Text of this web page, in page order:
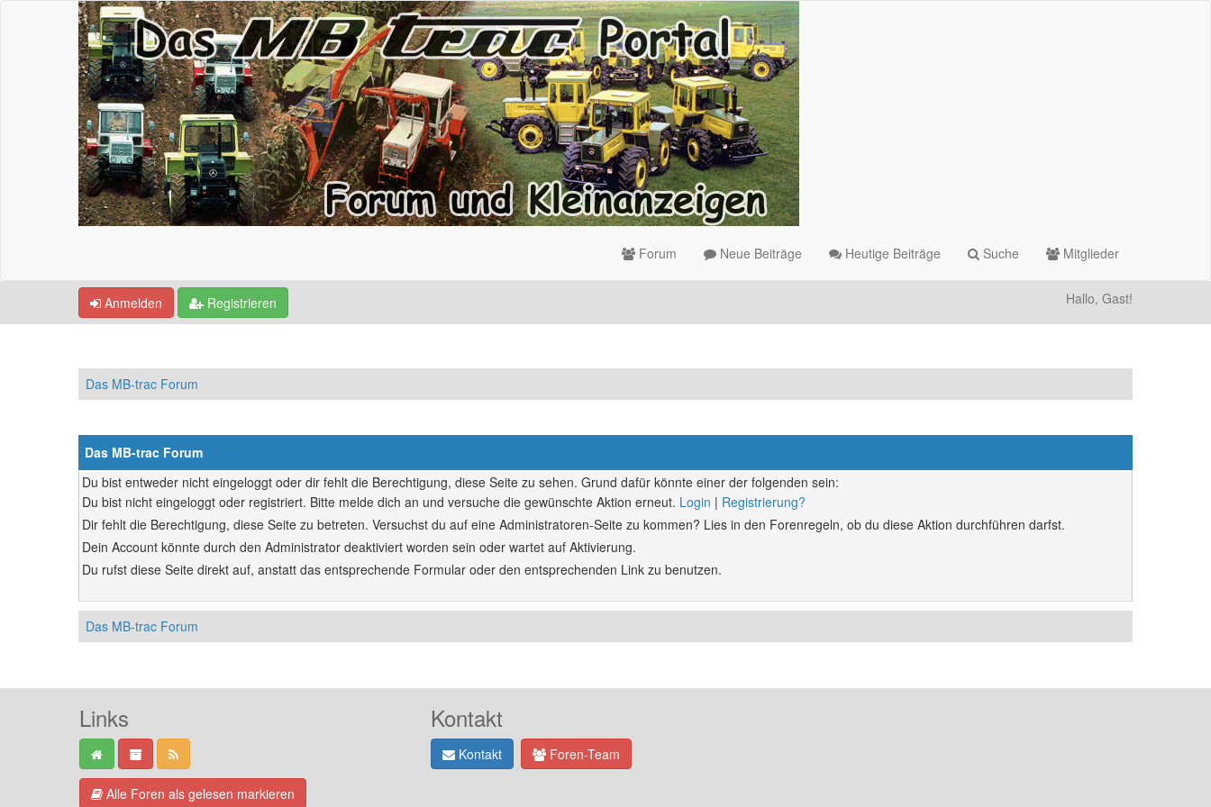
Forum Neue Beiträge Heutige Beiträge Suche Mitglieder
Anmelden Registrieren Hallo, Gast!
Das MB-trac Forum
Das MB-trac Forum
Du bist entweder nicht eingeloggt oder dir fehlt die Berechtigung, diese Seite zu sehen. Grund dafür könnte einer der folgenden sein:
Du bist nicht eingeloggt oder registriert. Bitte melde dich an und versuche die gewünschte Aktion erneut. Login | Registrierung?
Dir fehlt die Berechtigung, diese Seite zu betreten. Versuchst du auf eine Administratoren-Seite zu kommen? Lies in den Forenregeln, ob du diese Aktion durchführen darfst.
Dein Account könnte durch den Administrator deaktiviert worden sein oder wartet auf Aktivierung.
Du rufst diese Seite direkt auf, anstatt das entsprechende Formular oder den entsprechenden Link zu benutzen.
Das MB-trac Forum
Links
Alle Foren als gelesen markieren
Kontakt
Kontakt Foren-Team